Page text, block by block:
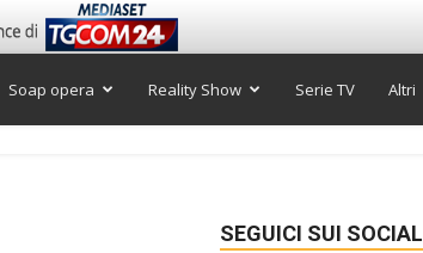
Soap opera Reality Show Serie TV Altri
SEGUICI SUI SOCIAL